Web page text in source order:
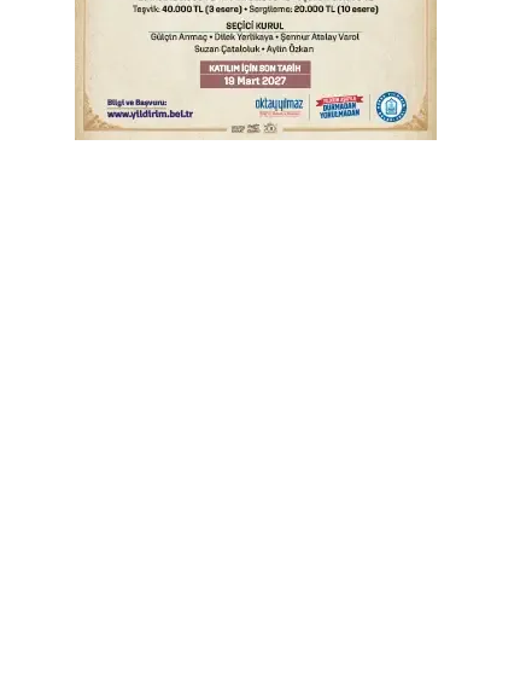
6. Perseid Meteor Yağmuru Gözlem
Etkinliği Karacabey'de gökyüzü
tutkunlarını buluşturacak
Serbest piyasada döviz fiyatları